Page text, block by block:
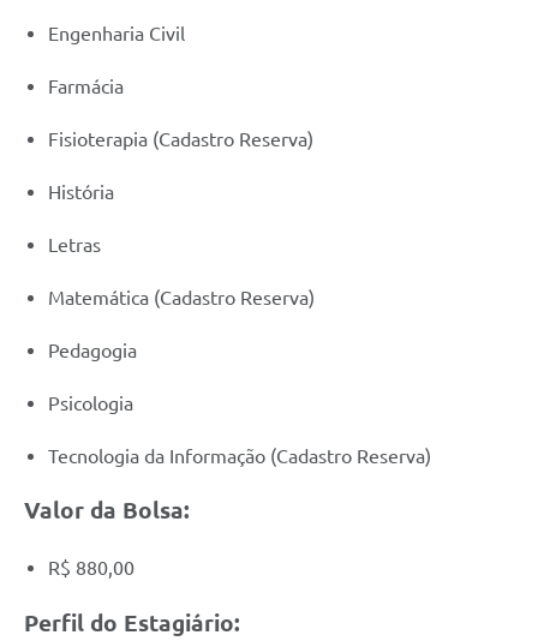
Engenharia Civil
Farmácia
Fisioterapia (Cadastro Reserva)
História
Letras
Matemática (Cadastro Reserva)
Pedagogia
Psicologia
Tecnologia da Informação (Cadastro Reserva)
Valor da Bolsa:
R$ 880,00
Perfil do Estagiário: